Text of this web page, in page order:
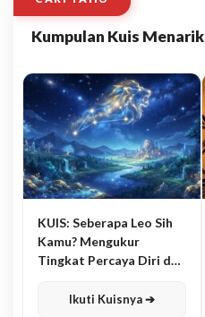
Kumpulan Kuis Menarik
KUIS: Seberapa Leo Sih
Kamu? Mengukur
Tingkat Percaya Diri dan
Ikuti Kuisnya ➔